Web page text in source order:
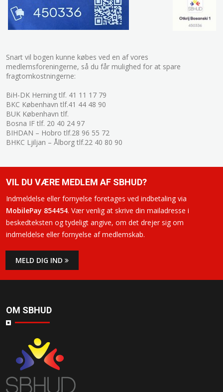
Snart vil bogen kunne købes ved en af vores
medlemsforeningerne, så du får mulighed for at spare
fragtomkostningerne:
BiH-DK Herning tlf. 41 11 17 79
BKC København tlf.41 44 48 90
BUK København tlf.
Bosna IF tlf. 20 40 24 97
BIHDAN – Hobro tlf.28 96 55 72
BHKC Ljiljan – Ålborg tlf.22 40 80 90
VIL DU VÆRE MEDLEM AF SBHUD?
Indmeldelse eller fornyelse foretages ved indbetaling via
MobilePay 854454. Vær venlig at skrive din mailadresse i
beskedteksten og tydeligt angive, om det drejer sig om
indmeldelse eller fornyelse af medlemskab.
MELD DIG IND
OM SBHUD